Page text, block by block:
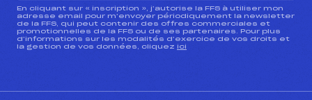
En cliquant sur « inscription », j’autorise la FFS à utiliser mon
adresse email pour m’envoyer périodiquement la newsletter
de la FFS, qui peut contenir des offres commerciales et
promotionnelles de la FFS ou de ses partenaires. Pour plus
d’informations sur les modalités d’exercice de vos droits et
la gestion de vos données, cliquez ici